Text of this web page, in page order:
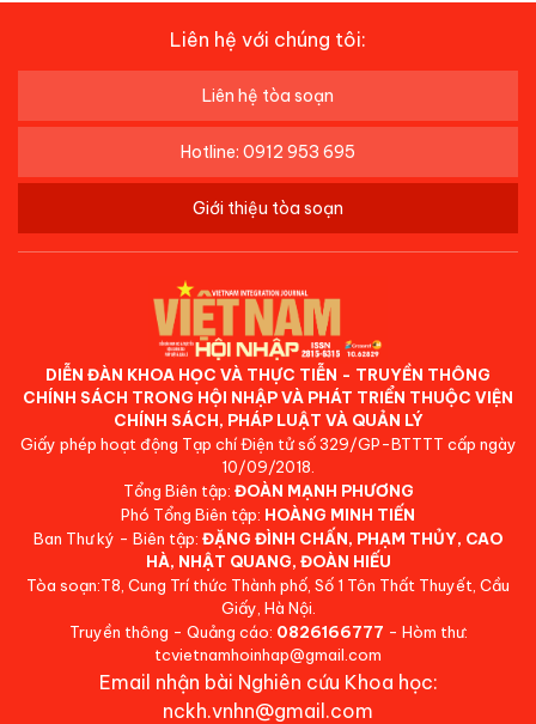
Liên hệ với chúng tôi:
Liên hệ tòa soạn
Hotline: 0912 953 695
Giới thiệu tòa soạn
DIỄN ĐÀN KHOA HỌC VÀ THỰC TIỄN - TRUYỀN THÔNG
CHÍNH SÁCH TRONG HỘI NHẬP VÀ PHÁT TRIỂN THUỘC VIỆN
CHÍNH SÁCH, PHÁP LUẬT VÀ QUẢN LÝ
Giấy phép hoạt động Tạp chí Điện tử số 329/GP-BTTTT cấp ngày
10/09/2018.
Tổng Biên tập: ĐOÀN MẠNH PHƯƠNG
Phó Tổng Biên tập: HOÀNG MINH TIẾN
Ban Thư ký - Biên tập: ĐẶNG ĐÌNH CHẤN, PHẠM THỦY, CAO
HÀ, NHẬT QUANG, ĐOÀN HIẾU
Tòa soạn:T8, Cung Trí thức Thành phố, Số 1 Tôn Thất Thuyết, Cầu
Giấy, Hà Nội.
Truyền thông - Quảng cáo: 0826166777 - Hòm thư:
tcvietnamhoinhap@gmail.com
Email nhận bài Nghiên cứu Khoa học:
nckh.vnhn@gmail.com